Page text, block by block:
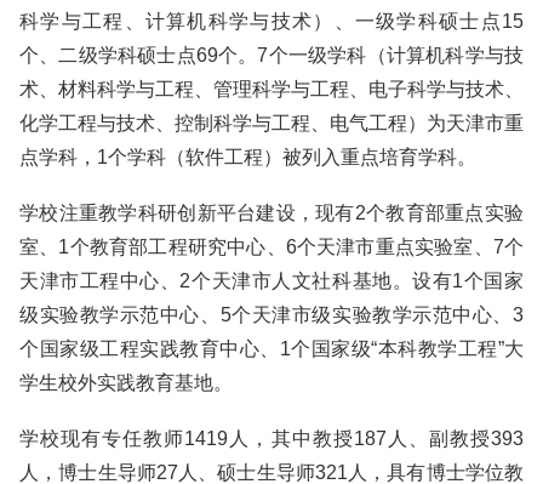
科学与工程、计算机科学与技术）、一级学科硕士点15
个、二级学科硕士点69个。7个一级学科（计算机科学与技
术、材料科学与工程、管理科学与工程、电子科学与技术、
化学工程与技术、控制科学与工程、电气工程）为天津市重
点学科，1个学科（软件工程）被列入重点培育学科。
学校注重教学科研创新平台建设，现有2个教育部重点实验
室、1个教育部工程研究中心、6个天津市重点实验室、7个
天津市工程中心、2个天津市人文社科基地。设有1个国家
级实验教学示范中心、5个天津市级实验教学示范中心、3
个国家级工程实践教育中心、1个国家级“本科教学工程”大
学生校外实践教育基地。
学校现有专任教师1419人，其中教授187人、副教授393
人，博士生导师27人、硕士生导师321人，具有博士学位教